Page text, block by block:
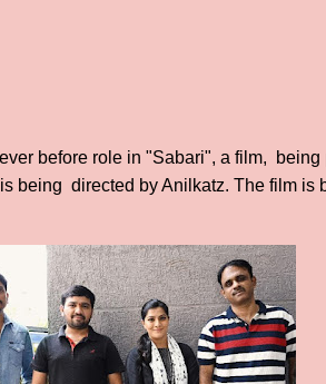
before role in "Sabari", a film, being
being directed by Anilkatz. The film is